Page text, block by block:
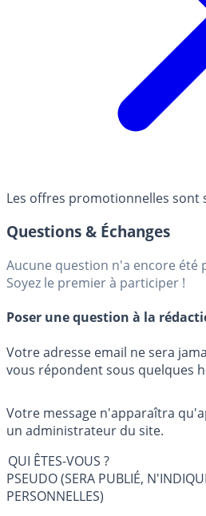
Les offres promotionnelles sont
Questions & Échanges
Aucune question n'a encore été
Soyez le premier à participer !
Poser une question à la
Votre adresse email ne sera
vous répondent sous quelques
Votre message n'apparaîtra
un administrateur du site.
QUI ÊTES-VOUS ?
PSEUDO (SERA PUBLIÉ,
PERSONNELLES)